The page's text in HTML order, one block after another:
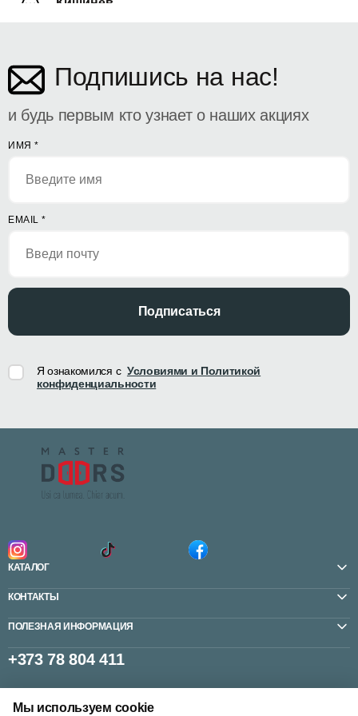
Кишинёв
Подпишись на нас!
и будь первым кто узнает о наших акциях
ИМЯ *
EMAIL *
Подписаться
Я ознакомился с Условиями и Политикой
конфиденциальности
КАТАЛОГ
КОНТАКТЫ
ПОЛЕЗНАЯ ИНФОРМАЦИЯ
+373 78 804 411
Мы используем cookie